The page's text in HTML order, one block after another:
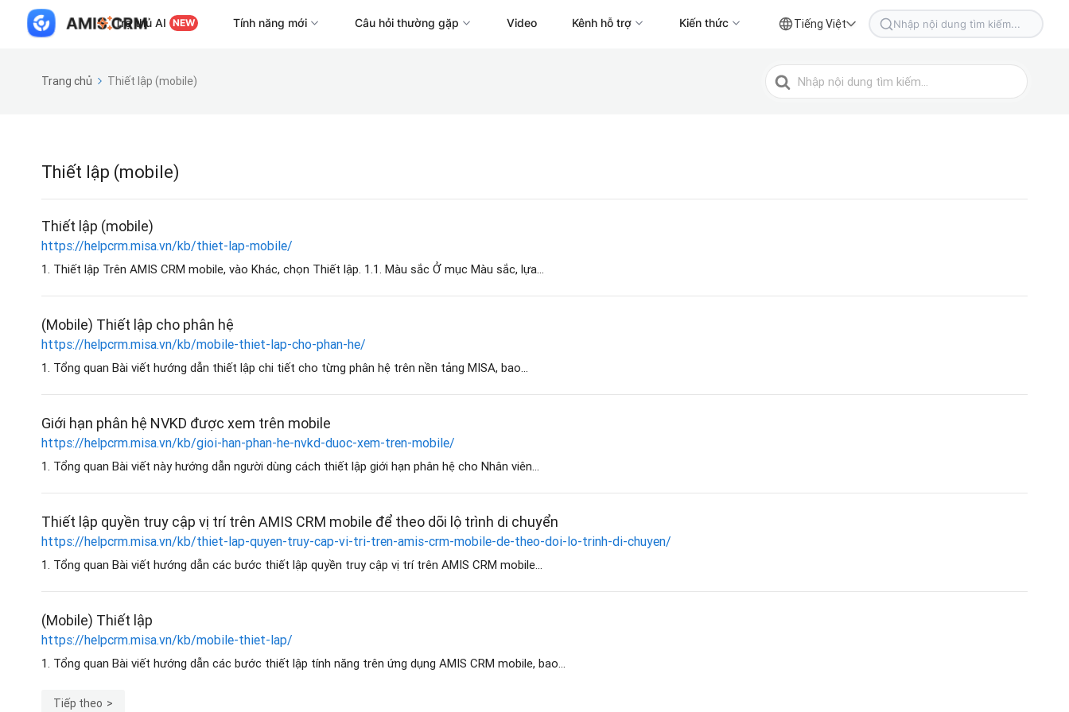
Trợ thủ AI NEW Tính năng mới Câu hỏi thường gặp Video Kênh hỗ trợ Kiến thức Tiếng Việt
Tìm
cho
Trang chủ Thiết lập (mobile)
Tìm
kiếm
Thiết lập (mobile)
Thiết lập (mobile)
https://helpcrm.misa.vn/kb/thiet-lap-mobile/
1. Thiết lập Trên AMIS CRM mobile, vào Khác, chọn Thiết lập. 1.1. Màu sắc Ở mục Màu sắc, lựa...
(Mobile) Thiết lập cho phân hệ
https://helpcrm.misa.vn/kb/mobile-thiet-lap-cho-phan-he/
1. Tổng quan Bài viết hướng dẫn thiết lập chi tiết cho từng phân hệ trên nền tảng MISA, bao...
Giới hạn phân hệ NVKD được xem trên mobile
https://helpcrm.misa.vn/kb/gioi-han-phan-he-nvkd-duoc-xem-tren-mobile/
1. Tổng quan Bài viết này hướng dẫn người dùng cách thiết lập giới hạn phân hệ cho Nhân viên...
Thiết lập quyền truy cập vị trí trên AMIS CRM mobile để theo dõi lộ trình di chuyển
https://helpcrm.misa.vn/kb/thiet-lap-quyen-truy-cap-vi-tri-tren-amis-crm-mobile-de-theo-doi-lo-trinh-di-chuyen/
1. Tổng quan Bài viết hướng dẫn các bước thiết lập quyền truy cập vị trí trên AMIS CRM mobile...
(Mobile) Thiết lập
https://helpcrm.misa.vn/kb/mobile-thiet-lap/
1. Tổng quan Bài viết hướng dẫn các bước thiết lập tính năng trên ứng dụng AMIS CRM mobile, bao...
Tiếp theo